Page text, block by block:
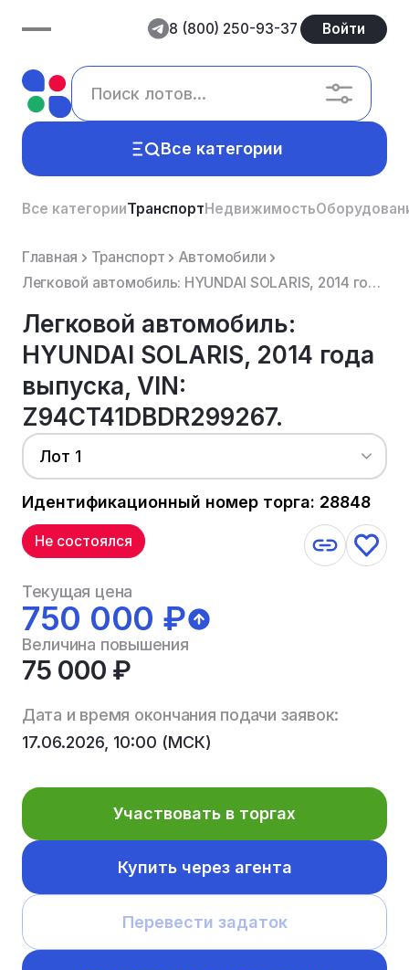
8 (800) 250-93-37 Войти
Все категории
Все категорииТранспортНедвижимость
Главная Транспорт
Автомобили
Легковой автомобиль: HYUNDAI SOLARIS, 2014 года выпуска, VIN: Z94CT41DBDR299267.
Легковой автомобиль:
HYUNDAI SOLARIS, 2014 года
выпуска, VIN:
Z94CT41DBDR299267.
Лот 1
Идентификационный номер торга: 28848
Не состоялся
Текущая цена
750 000 ₽
Величина повышения
75 000 ₽
Дата и время окончания подачи заявок:
17.06.2026, 10:00 (МСК)
Участвовать в торгах
Купить через агента
Перевести задаток